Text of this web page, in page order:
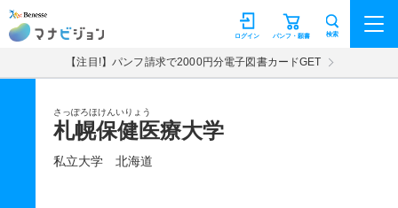
マナビジョン パンフ・願書
ログイン 検索
【注目!】パンフ請求で2000円分電子図書カードGET
さっぽろほけんいりょう
札幌保健医療大学
私立大学 北海道